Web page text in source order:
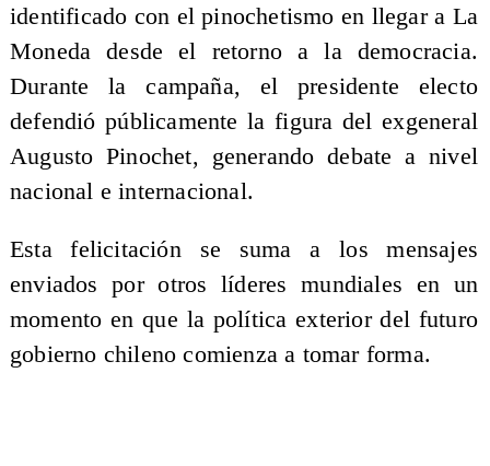
identificado con el pinochetismo en llegar a La
Moneda desde el retorno a la democracia.
Durante la campaña, el presidente electo
defendió públicamente la figura del exgeneral
Augusto Pinochet, generando debate a nivel
nacional e internacional.
Esta felicitación se suma a los mensajes
enviados por otros líderes mundiales en un
momento en que la política exterior del futuro
gobierno chileno comienza a tomar forma.